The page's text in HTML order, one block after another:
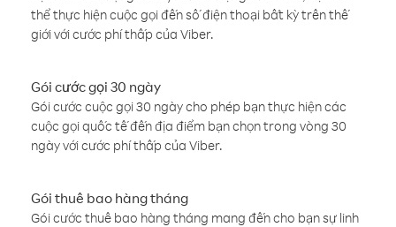
thể thực hiện cuộc gọi đến số điện thoại bất kỳ trên thế
giới với cước phí thấp của Viber.
Gói cước gọi 30 ngày
Gói cước cuộc gọi 30 ngày cho phép bạn thực hiện các
cuộc gọi quốc tế đến địa điểm bạn chọn trong vòng 30
ngày với cước phí thấp của Viber.
Gói thuê bao hàng tháng
Gói cước thuê bao hàng tháng mang đến cho bạn sự linh